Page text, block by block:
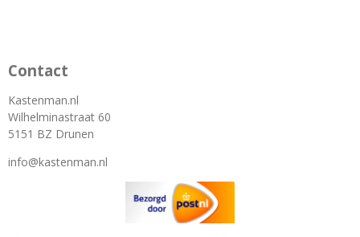
Contact
Kastenman.nl
Wilhelminastraat 60
5151 BZ Drunen
info@kastenman.nl